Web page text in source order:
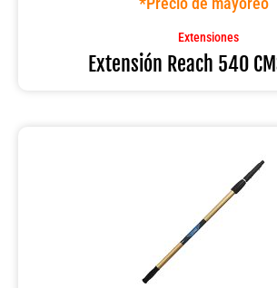
Extensiones
Extensión Reach 540